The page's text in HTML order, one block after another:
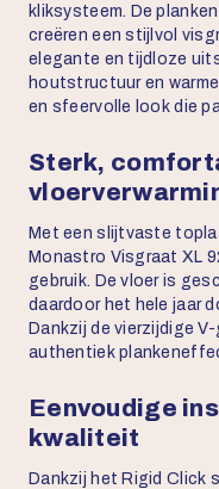
kliksysteem. De
creëren een stijlvol
elegante en tijdloze
houtstructuur en
en sfeervolle look die
Sterk,
Met een slijtvaste
Monastro Visgraat XL
gebruik. De vloer is
daardoor het hele jaar
Dankzij de vierzijdige
authentiek
Eenvoudige
kwaliteit
Dankzij het Rigid Click